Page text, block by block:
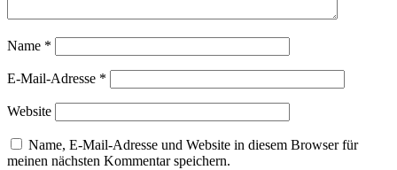
Name *
E-Mail-Adresse *
Website
Name, E-Mail-Adresse und Website in diesem Browser für
meinen nächsten Kommentar speichern.